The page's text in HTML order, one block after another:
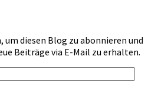
um diesen Blog zu abonnieren und
Beiträge via E-Mail zu erhalten.